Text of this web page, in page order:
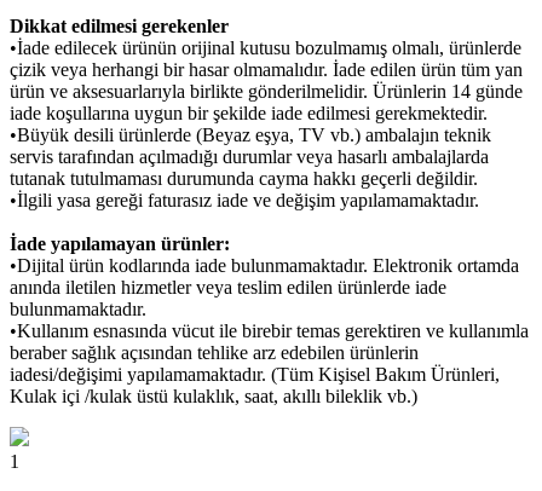
Dikkat edilmesi gerekenler
•İade edilecek ürünün orijinal kutusu bozulmamış olmalı, ürünlerde
çizik veya herhangi bir hasar olmamalıdır. İade edilen ürün tüm yan
ürün ve aksesuarlarıyla birlikte gönderilmelidir. Ürünlerin 14 günde
iade koşullarına uygun bir şekilde iade edilmesi gerekmektedir.
•Büyük desili ürünlerde (Beyaz eşya, TV vb.) ambalajın teknik
servis tarafından açılmadığı durumlar veya hasarlı ambalajlarda
tutanak tutulmaması durumunda cayma hakkı geçerli değildir.
•İlgili yasa gereği faturasız iade ve değişim yapılamamaktadır.
İade yapılamayan ürünler:
•Dijital ürün kodlarında iade bulunmamaktadır. Elektronik ortamda
anında iletilen hizmetler veya teslim edilen ürünlerde iade
bulunmamaktadır.
•Kullanım esnasında vücut ile birebir temas gerektiren ve kullanımla
beraber sağlık açısından tehlike arz edebilen ürünlerin
iadesi/değişimi yapılamamaktadır. (Tüm Kişisel Bakım Ürünleri,
Kulak içi /kulak üstü kulaklık, saat, akıllı bileklik vb.)
1